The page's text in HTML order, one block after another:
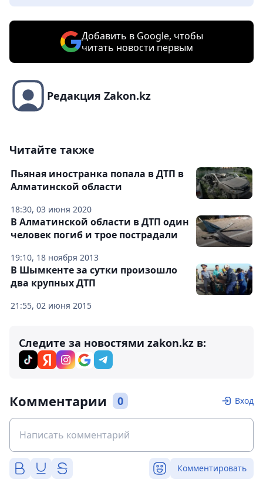
Добавить в Google, чтобы
читать новости первым
Редакция Zakon.kz
Читайте также
18:30, 03 июня 2020
Пьяная иностранка попала в ДТП в
Алматинской области
19:10, 18 ноября 2013
В Алматинской области в ДТП один
человек погиб и трое пострадали
21:55, 02 июня 2015
В Шымкенте за сутки произошло
два крупных ДТП
Следите за новостями zakon.kz в:
Комментарии 0 Вход
Комментировать